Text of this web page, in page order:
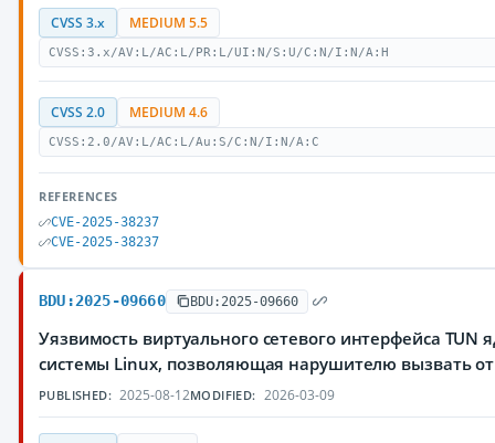
CVSS 3.x MEDIUM 5.5
CVSS:3.x/AV:L/AC:L/PR:L/UI:N/S:U/C:N/I:N/A:H
CVSS 2.0 MEDIUM 4.6
CVSS:2.0/AV:L/AC:L/Au:S/C:N/I:N/A:C
REFERENCES
CVE-2025-38237
CVE-2025-38237
BDU:2025-09660 BDU:2025-09660
Уязвимость виртуального сетевого интерфейса TUN
системы Linux, позволяющая нарушителю вызвать
PUBLISHED: 2025-08-12MODIFIED: 2026-03-09